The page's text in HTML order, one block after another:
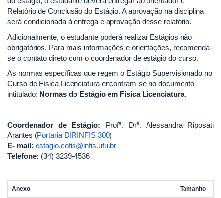
Relatório de Conclusão do Estágio. A aprovação na disciplina
será condicionada à entrega e aprovação desse relatório.
Adicionalmente, o estudante poderá realizar Estágios não
obrigatórios. Para mais informações e orientações, recomenda-
se o contato direto com o coordenador de estágio do curso.
As normas específicas que regem o Estágio Supervisionado no
Curso de Física Licenciatura encontram-se no documento
intitulado: Normas do Estágio em Física Licenciatura.
Coordenador de Estágio: Profª. Drª. Alessandra Riposati
Arantes (Portaria DIRINFIS 300)
E- mail: estagio.cofis@infis.ufu.br
Telefone: (34) 3239-4536
Anexo Tamanho